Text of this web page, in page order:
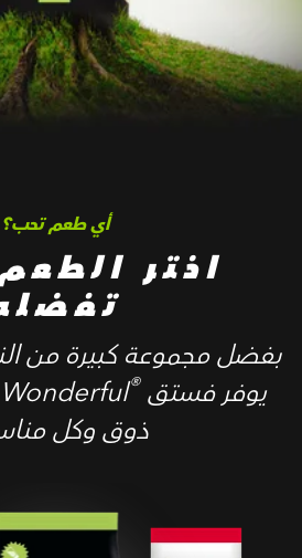
أي طعم تحب؟
اختر
بفضل مجموعة كبيرة من
يوفر فستق Wonderful®
ذوق وكل
فستق (بالقشر)
ومملح